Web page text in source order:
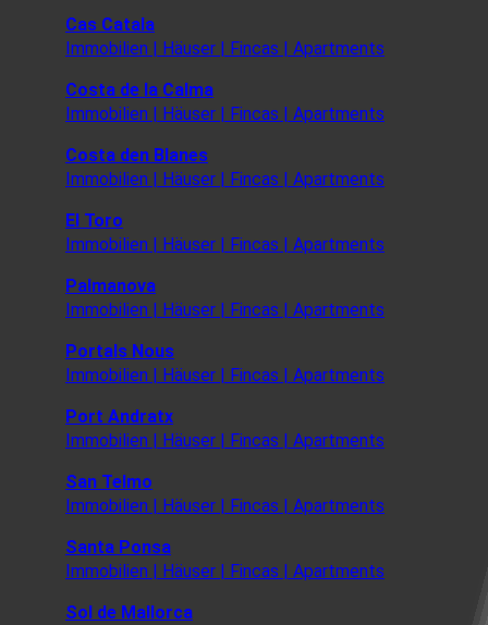
Cas Catala
Immobilien | Häuser | Fincas | Apartments
Costa de la Calma
Immobilien | Häuser | Fincas | Apartments
Costa den Blanes
Immobilien | Häuser | Fincas | Apartments
El Toro
Immobilien | Häuser | Fincas | Apartments
Palmanova
Immobilien | Häuser | Fincas | Apartments
Portals Nous
Immobilien | Häuser | Fincas | Apartments
Port Andratx
Immobilien | Häuser | Fincas | Apartments
San Telmo
Immobilien | Häuser | Fincas | Apartments
Santa Ponsa
Immobilien | Häuser | Fincas | Apartments
Sol de Mallorca